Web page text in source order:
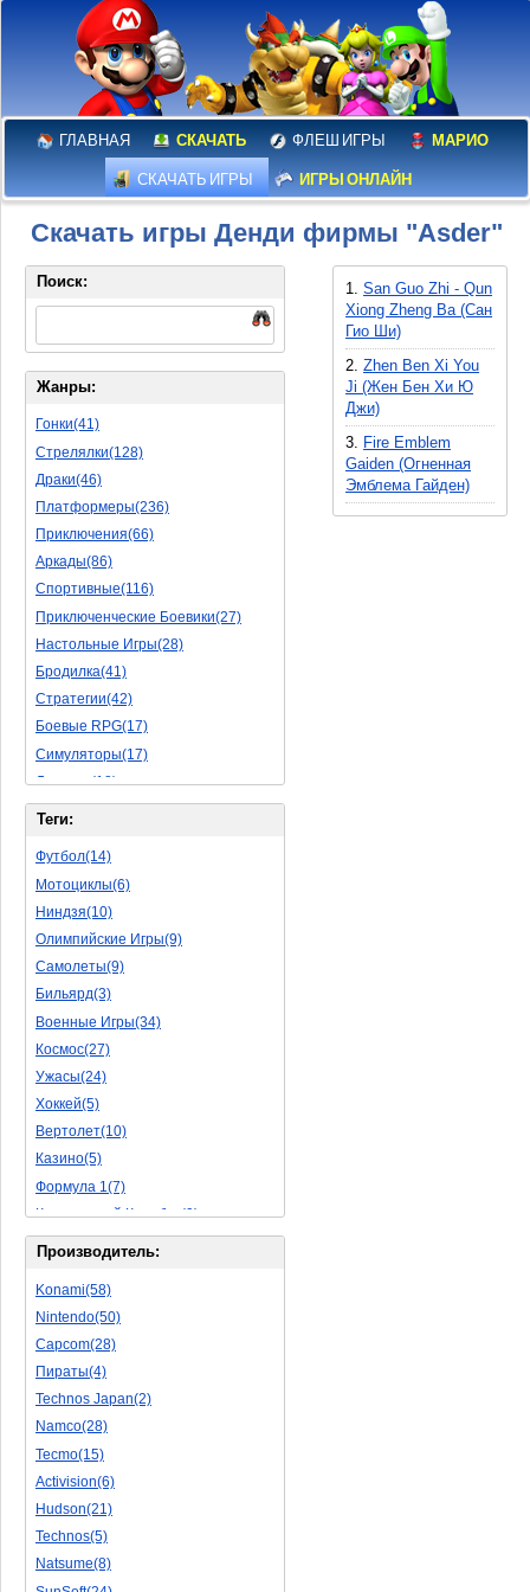
ГЛАВНАЯ СКАЧАТЬ ФЛЕШ ИГРЫ МАРИО
СКАЧАТЬ ИГРЫ ИГРЫ ОНЛАЙН
Скачать игры Денди фирмы "Asder"
1.San Guo Zhi - Qun
Xiong Zheng Ba (Сан
Гио Ши)
2.Zhen Ben Xi You
Ji (Жен Бен Хи Ю
Джи)
3.
Fire Emblem
Gaiden (Огненная
Эмблема Гайден)
Поиск:
Жанры:
Гонки(41)
Стрелялки(128)
Драки(46)
Платформеры(236)
Приключения(66)
Аркады(86)
Спортивные(116)
Приключенческие Боевики(27)
Настольные Игры(28)
Бродилка(41)
Стратегии(42)
Боевые RPG(17)
Симуляторы(17)
Леталки(18)
Симуляторы Жизни(40)
Логические Игры(18)
Азартные(15)
Ролевые Игры(62)
Боевик(8)
Головоломка(5)
Rpg(3)
Пошаговые Игры(15)
Пазлы(56)
Исторические(16)
Обучающие(5)
Теги:
Футбол(14)
Мотоциклы(6)
Ниндзя(10)
Олимпийские Игры(9)
Самолеты(9)
Бильярд(3)
Военные Игры(34)
Космос(27)
Ужасы(24)
Хоккей(5)
Вертолет(10)
Казино(5)
Формула 1(7)
Космический Корабль(9)
Баскетбол(10)
Мультфильм(20)
Роботы(15)
Дебильные(1)
2D(164)
На Русском Языке(11)
Бокс(6)
Карате(11)
Избей Их Всех(22)
Мотокросс(4)
Реслинг(10)
Подводная Лодка(2)
Производитель:
Konami(58)
Nintendo(50)
Capcom(28)
Пираты(4)
Technos Japan(2)
Namco(28)
Tecmo(15)
Activision(6)
Hudson(21)
Technos(5)
Natsume(8)